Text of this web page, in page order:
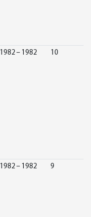
1982 – 1982 10
1982 – 1982 9